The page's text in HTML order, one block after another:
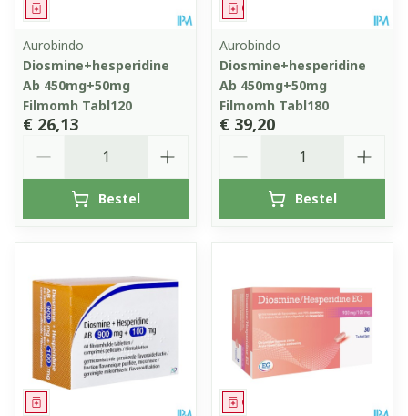
Geneesmiddel
Aurobindo
Diosmine+hesperidine
Ab 450mg+50mg
Filmomh Tabl120
€ 26,13
Bestel
Geneesmiddel
Aurobindo
Diosmine+hesperidine
Ab 450mg+50mg
Filmomh Tabl180
€ 39,20
Bestel
Geneesmiddel Geneesmiddel